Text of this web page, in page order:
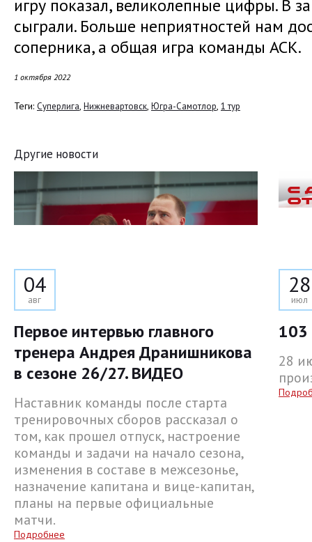
игру показал, великолепные цифры. В
сыграли. Больше неприятностей нам
соперника, а общая игра команды АСК.
1 октября 2022
Теги: Суперлига, Нижневартовск, Югра-Самотлор, 1 тур
Другие новости
04
авг
Первое интервью главного
тренера Андрея Дранишникова
в сезоне 26/27. ВИДЕО
Наставник команды после старта
тренировочных сборов рассказал о
том, как прошел отпуск, настроение
команды и задачи на начало сезона,
изменения в составе в межсезонье,
назначение капитана и вице-капитан,
планы на первые официальные
матчи.
Подробнее
28
июл
103
28